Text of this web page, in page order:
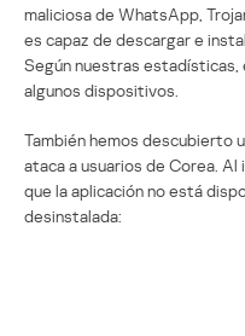
maliciosa de WhatsApp,
es capaz de descargar e
Según nuestras
algunos dispositivos.
También hemos descubierto
ataca a usuarios de Corea.
que la aplicación no está
desinstalada: